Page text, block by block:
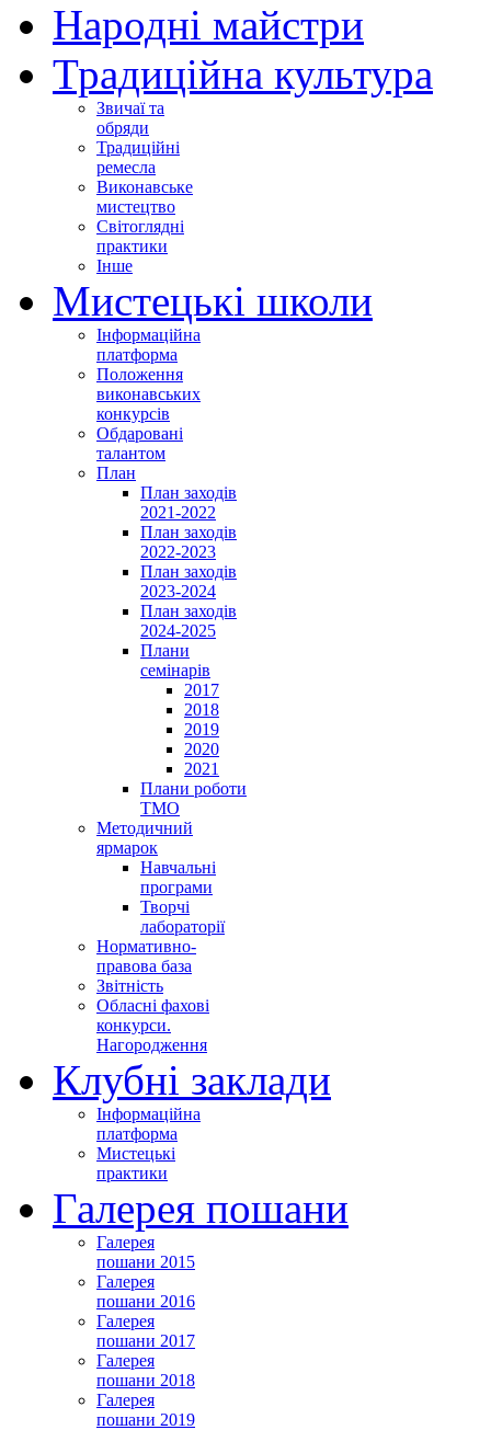
Народні майстри
Традиційна культура
Звичаї та
обряди
Традиційні
ремесла
Виконавське
мистецтво
Світоглядні
практики
Інше
Мистецькі школи
Інформаційна
платформа
Положення
виконавських
конкурсів
Обдаровані
талантом
План
План заходів
2021-2022
План заходів
2022-2023
План заходів
2023-2024
План заходів
2024-2025
Плани
семінарів
2017
2018
2019
2020
2021
Плани роботи
ТМО
Методичний
ярмарок
Навчальні
програми
Творчі
лабораторії
Нормативно-
правова база
Звітність
Обласні фахові
конкурси.
Нагородження
Клубні заклади
Інформаційна
платформа
Мистецькі
практики
Галерея пошани
Галерея
пошани 2015
Галерея
пошани 2016
Галерея
пошани 2017
Галерея
пошани 2018
Галерея
пошани 2019